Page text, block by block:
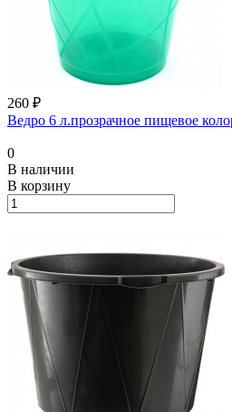
260 ₽
Ведро 6 л.прозрачное пищевое
0
В наличии
В корзину